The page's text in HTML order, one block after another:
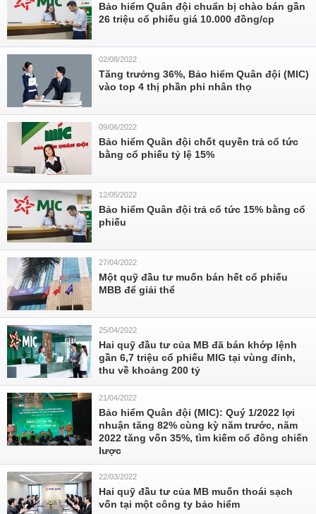
Bảo hiểm Quân đội chuẩn bị chào bán gần
26 triệu cổ phiếu giá 10.000 đồng/cp
02/08/2022
Tăng trưởng 36%, Bảo hiểm Quân đội (MIC)
vào top 4 thị phần phi nhân thọ
09/06/2022
Bảo hiểm Quân đội chốt quyền trả cổ tức
bằng cổ phiếu tỷ lệ 15%
12/05/2022
Bảo hiểm Quân đội trả cổ tức 15% bằng cổ
phiếu
27/04/2022
Một quỹ đầu tư muốn bán hết cổ phiếu
MBB để giải thể
25/04/2022
Hai quỹ đầu tư của MB đã bán khớp lệnh
gần 6,7 triệu cổ phiếu MIG tại vùng đỉnh,
thu về khoảng 200 tỷ
21/04/2022
Bảo hiểm Quân đội (MIC): Quý 1/2022 lợi
nhuận tăng 82% cùng kỳ năm trước, năm
2022 tăng vốn 35%, tìm kiếm cổ đông chiến
lược
22/03/2022
Hai quỹ đầu tư của MB muốn thoái sạch
vốn tại một công ty bảo hiểm